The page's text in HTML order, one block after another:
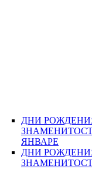
ДНИ
ЯНВАРЕ
ДНИ